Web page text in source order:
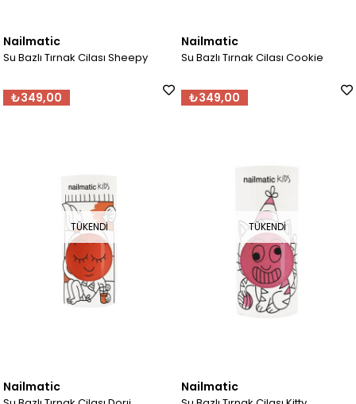
Nailmatic
Su Bazlı Tırnak Cilası Sheepy
₺349,00
Nailmatic
Su Bazlı Tırnak Cilası Cookie
₺349,00
TÜKENDI
Nailmatic
TÜKENDI
Nailmatic